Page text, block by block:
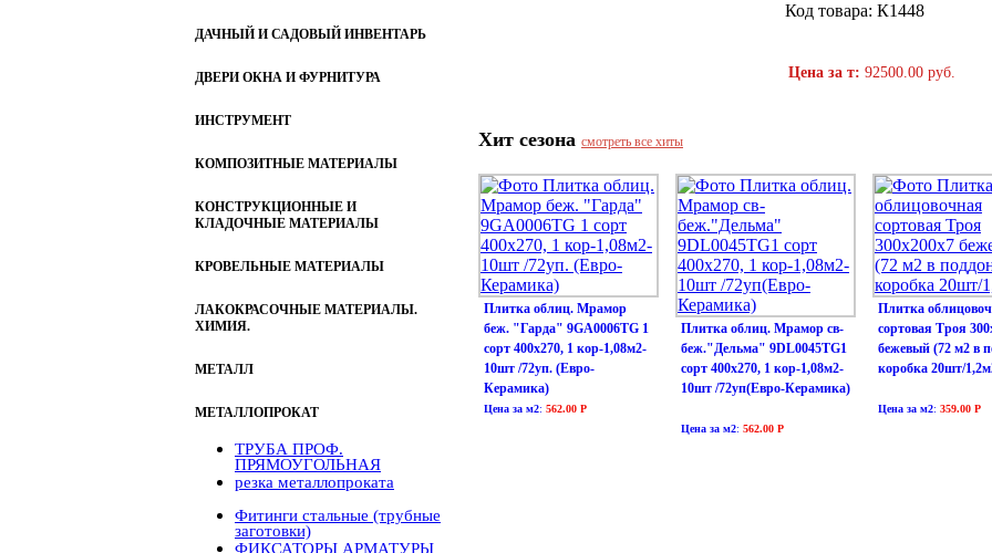
ДАЧНЫЙ И САДОВЫЙ ИНВЕНТАРЬ
ДВЕРИ ОКНА И ФУРНИТУРА
ИНСТРУМЕНТ
КОМПОЗИТНЫЕ МАТЕРИАЛЫ
КОНСТРУКЦИОННЫЕ И
КЛАДОЧНЫЕ МАТЕРИАЛЫ
КРОВЕЛЬНЫЕ МАТЕРИАЛЫ
ЛАКОКРАСОЧНЫЕ МАТЕРИАЛЫ.
ХИМИЯ.
МЕТАЛЛ
МЕТАЛЛОПРОКАТ
ТРУБА ПРОФ.
ПРЯМОУГОЛЬНАЯ
резка металлопроката
Фитинги стальные (трубные
заготовки)
ФИКСАТОРЫ АРМАТУРЫ
Код товара: К1448
Цена за т: 92500.00 руб.
Хит сезона смотреть все хиты
Плитка облиц. Мрамор
беж. "Гарда" 9GA0006TG 1
сорт 400х270, 1 кор-1,08м2-
10шт /72уп. (Евро-
Керамика)
Цена за м2: 562.00 Р
Плитка облиц. Мрамор св-
беж."Дельма" 9DL0045TG1
сорт 400х270, 1 кор-1,08м2-
10шт /72уп(Евро-Керамика)
Цена за м2: 562.00 Р
Плитка
сортовая Троя
бежевый (72 м2 в
коробка 20шт/
Цена за м2: 359.00 Р